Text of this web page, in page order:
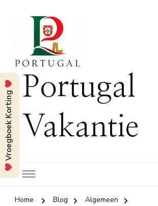
Portugal
Vakantie
Home Blog
Algemeen
Vroegboek Korting